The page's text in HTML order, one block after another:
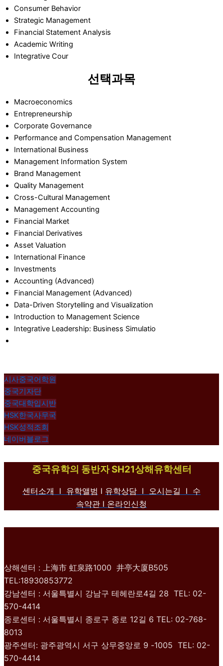
Consumer Behavior
Strategic Management
Financial Statement Analysis
Academic Writing
Integrative Cour
선택과목
Macroeconomics
Entrepreneurship
Corporate Governance
Performance and Compensation Management
International Business
Management Information System
Brand Management
Quality Management
Cross-Cultural Management
Management Accounting
Financial Market
Financial Derivatives
Asset Valuation
International Finance
Investments
Accounting (Advanced)
Financial Management (Advanced)
Data-Driven Storytelling and Visualization
Introduction to Management Science
Integrative Leadership: Business Simulatio
시사중국어학원
중국기자단
중국대학입시반
HSK한국사무국
HSK성적조회
네이버블로그
중국유학의 동반자 SH21상해유학센터
센터소개 l 유학앨범 l 유학상담 l 오시는길 l 수
속약관 l 온라인신청
상해센터 : 上海市 虹泉路1000 井亭大厦B505
TEL:18930853772
강남센터 : 서울특별시 강남구 테헤란로4길 28 TEL: 02-
570-4414
종로센터 : 서울특별시 종로구 종로 12길 6 TEL: 02-768-
8013
광주센터: 광주광역시 서구 상무중앙로 9 -1005 TEL: 02-
570-4414